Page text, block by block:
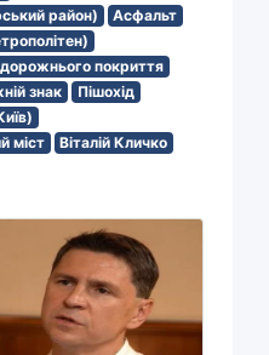
район)
Асфальт
дорожнього покриття
знак
Пішохід
міст
Віталій Кличко